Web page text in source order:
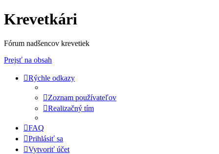
Krevetkári
Fórum nadšencov krevetiek
Prejsť na obsah
Rýchle odkazy
Zoznam používateľov
Realizačný tím
FAQ
Prihlásiť sa
Vytvoriť účet